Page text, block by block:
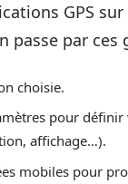
GPS
passe par ces
choisie.
pour définir
affichage…).
mobiles pour